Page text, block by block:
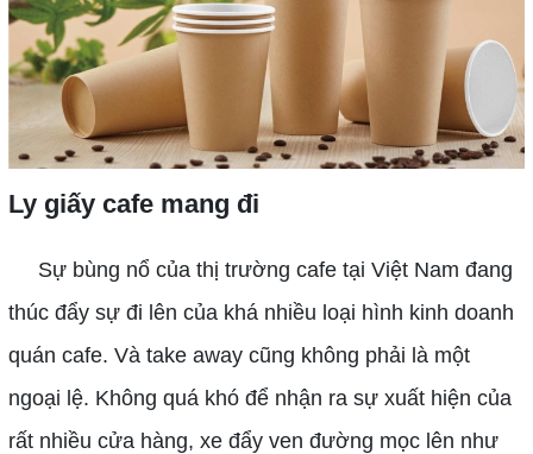
Ly giấy cafe mang đi
Sự bùng nổ của thị trường cafe tại Việt Nam đang
thúc đẩy sự đi lên của khá nhiều loại hình kinh doanh
quán cafe. Và take away cũng không phải là một
ngoại lệ. Không quá khó để nhận ra sự xuất hiện của
rất nhiều cửa hàng, xe đẩy ven đường mọc lên như